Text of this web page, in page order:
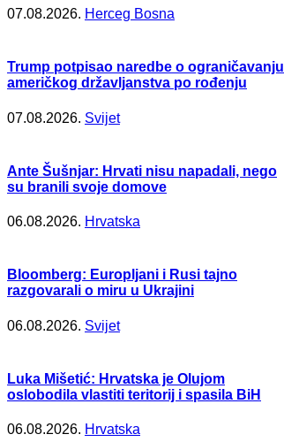
07.08.2026. Herceg Bosna
Trump potpisao naredbe o ograničavanju
američkog državljanstva po rođenju
07.08.2026. Svijet
Ante Šušnjar: Hrvati nisu napadali, nego
su branili svoje domove
06.08.2026. Hrvatska
Bloomberg: Europljani i Rusi tajno
razgovarali o miru u Ukrajini
06.08.2026. Svijet
Luka Mišetić: Hrvatska je Olujom
oslobodila vlastiti teritorij i spasila BiH
06.08.2026. Hrvatska